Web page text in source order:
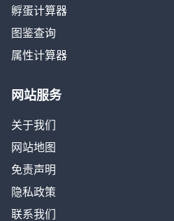
孵蛋计算器
图鉴查询
属性计算器
网站服务
关于我们
网站地图
免责声明
隐私政策
联系我们